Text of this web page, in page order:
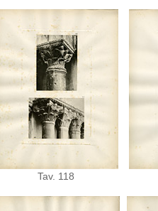
Tav. 118